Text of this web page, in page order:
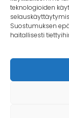
teknologioiden
Suostumuksen
haitallisesti